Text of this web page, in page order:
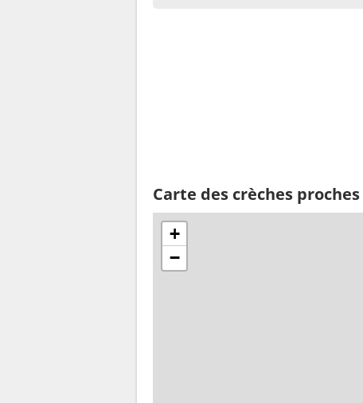
Carte des crèches
+
−